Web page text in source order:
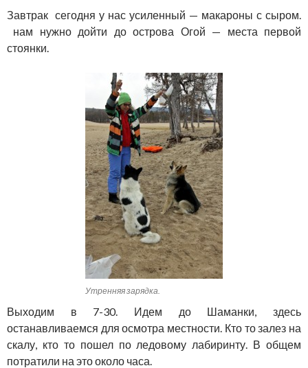
Завтрак сегодня у нас усиленный — макароны с сыром.
нам нужно дойти до острова Огой — места первой
стоянки.
Утренняя зарядка.
Выходим в 7-30. Идем до Шаманки, здесь
останавливаемся для осмотра местности. Кто то залез на
скалу, кто то пошел по ледовому лабиринту. В общем
потратили на это около часа.